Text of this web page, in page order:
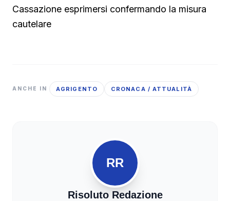
Cassazione esprimersi confermando la misura
cautelare
ANCHE IN AGRIGENTO CRONACA / ATTUALITÀ
RR
Risoluto Redazione